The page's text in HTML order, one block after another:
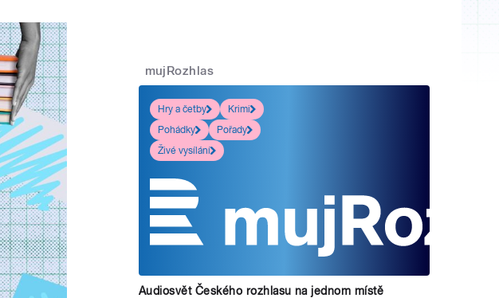
mujRozhlas
Hry a četby
Krimi
Pohádky
Pořady
Živé vysílání
Audiosvět Českého rozhlasu na jednom místě